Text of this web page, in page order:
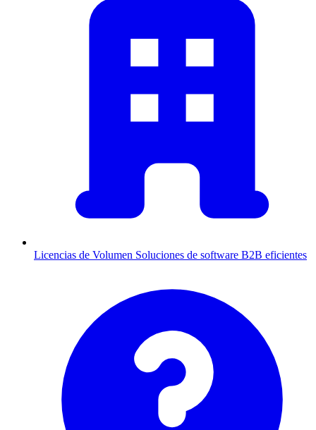
Licencias de Volumen Soluciones de software B2B eficientes